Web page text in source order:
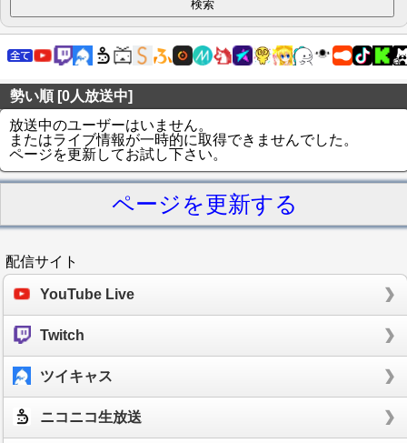
勢い順 [0人放送中]
放送中のユーザーはいません。
またはライブ情報が一時的に取得できませんでした。
ページを更新してお試し下さい。
ページを更新する
配信サイト
YouTube Live
Twitch
ツイキャス
ニコニコ生放送